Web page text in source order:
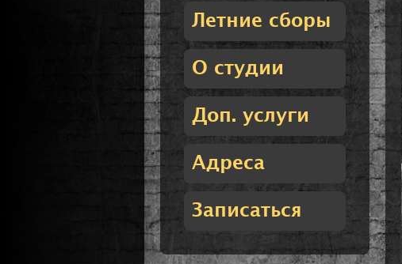
Летние сборы
О студии
Доп. услуги
Адреса
Записаться